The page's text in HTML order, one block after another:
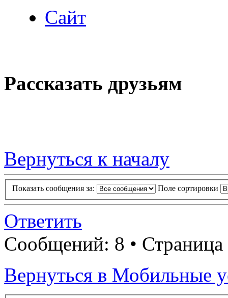
Сайт
Рассказать друзьям
Вернуться к началу
Показать сообщения за: Поле сортировки
Ответить
Сообщений: 8 • Страница
Вернуться в Мобильные